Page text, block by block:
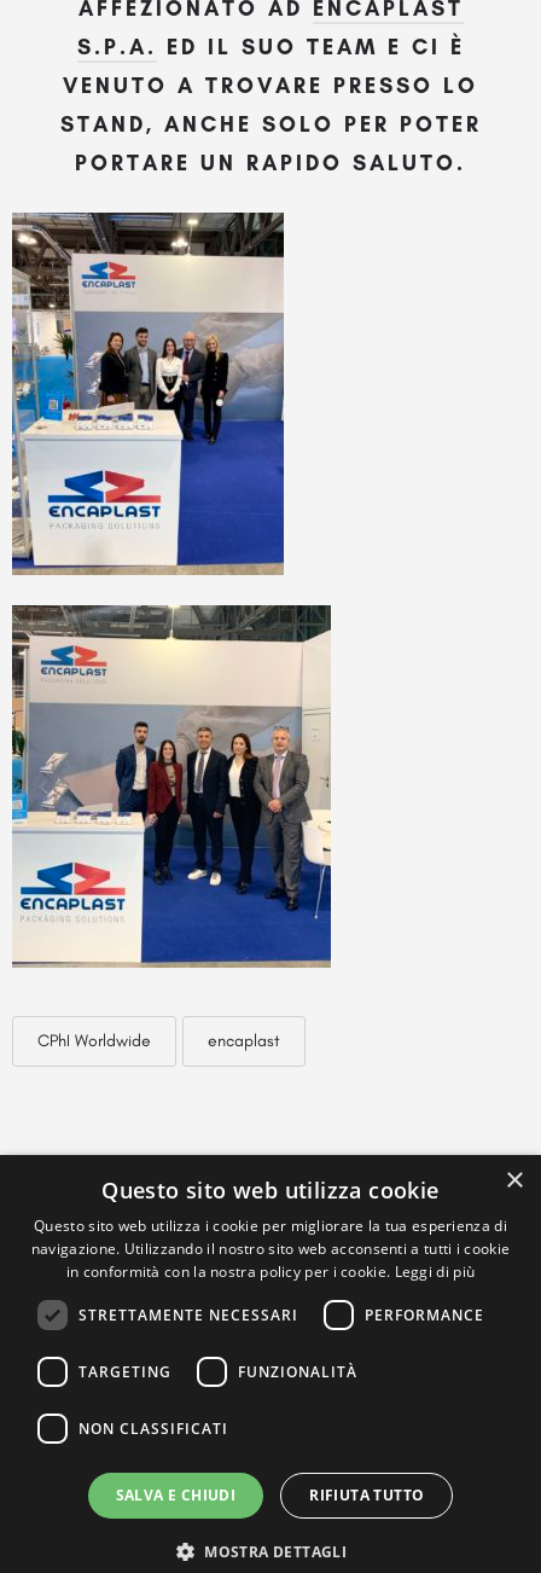
AFFEZIONATO AD ENCAPLAST
S.P.A. ED IL SUO TEAM E CI È
VENUTO A TROVARE PRESSO LO
STAND, ANCHE SOLO PER POTER
PORTARE UN RAPIDO SALUTO.
CPhI Worldwide encaplast
×
Questo sito web utilizza cookie
Questo sito web utilizza i cookie per migliorare la tua esperienza di
navigazione. Utilizzando il nostro sito web acconsenti a tutti i cookie
in conformità con la nostra policy per i cookie. Leggi di più
STRETTAMENTE NECESSARI PERFORMANCE
TARGETING FUNZIONALITÀ
NON CLASSIFICATI
SALVA E CHIUDI RIFIUTA TUTTO
MOSTRA DETTAGLI